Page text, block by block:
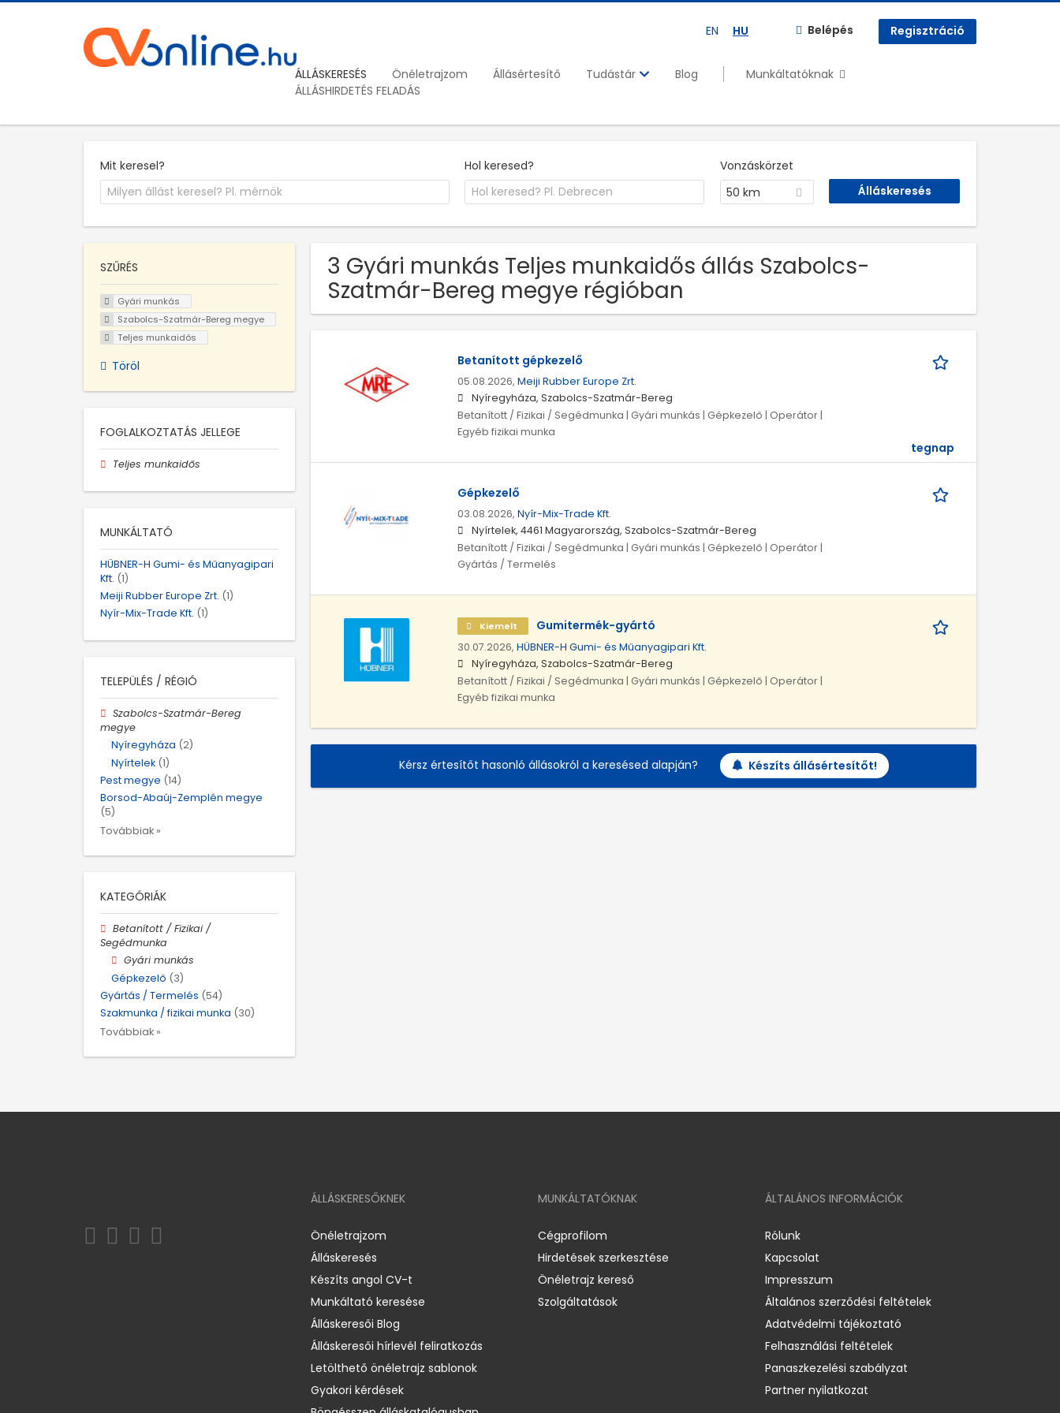
EN HU Belépés Regisztráció
ÁLLÁSKERESÉS Önéletrajzom Állásértesítő Tudástár Blog
Munkáltatóknak
ÁLLÁSHIRDETÉS FELADÁS
Mit keresel? Hol keresed?
Vonzáskörzet
50 km
3 Gyári munkás Teljes munkaidős állás Szabolcs-
Szatmár-Bereg megye régióban
Betanított gépkezelő
05.08.2026, Meiji Rubber Europe Zrt.
Nyíregyháza, Szabolcs-Szatmár-Bereg
Betanított / Fizikai / Segédmunka | Gyári munkás | Gépkezelő | Operátor |
Egyéb fizikai munka
tegnap
Gépkezelő
03.08.2026, Nyír-Mix-Trade Kft.
Nyírtelek, 4461 Magyarország, Szabolcs-Szatmár-Bereg
Betanított / Fizikai / Segédmunka | Gyári munkás | Gépkezelő | Operátor |
Gyártás / Termelés
Kiemelt Gumitermék-gyártó
30.07.2026, HÜBNER-H Gumi- és Műanyagipari Kft.
Nyíregyháza, Szabolcs-Szatmár-Bereg
Betanított / Fizikai / Segédmunka | Gyári munkás | Gépkezelő | Operátor |
Egyéb fizikai munka
Kérsz értesítőt hasonló állásokról a keresésed alapján? Készíts állásértesítőt!
SZŰRÉS
Gyári munkás
Szabolcs-Szatmár-Bereg megye
Teljes munkaidős
Töröl
FOGLALKOZTATÁS JELLEGE
Teljes munkaidős
MUNKÁLTATÓ
HÜBNER-H Gumi- és Műanyagipari
Kft. (1)
Meiji Rubber Europe Zrt. (1)
Nyír-Mix-Trade Kft. (1)
TELEPÜLÉS / RÉGIÓ
Szabolcs-Szatmár-Bereg
megye
Nyíregyháza (2)
Nyírtelek (1)
Pest megye (14)
Borsod-Abaúj-Zemplén megye
(5)
Továbbiak »
KATEGÓRIÁK
Betanított / Fizikai /
Segédmunka
Gyári munkás
Gépkezelő (3)
Gyártás / Termelés (54)
Szakmunka / fizikai munka (30)
Továbbiak »
ÁLLÁSKERESŐKNEK
Önéletrajzom
Álláskeresés
Készíts angol CV-t
Munkáltató keresése
Álláskeresői Blog
Álláskeresői hírlevél feliratkozás
Letölthető önéletrajz sablonok
Gyakori kérdések
MUNKÁLTATÓKNAK
Cégprofilom
Hirdetések szerkesztése
Önéletrajz kereső
Szolgáltatások
ÁLTALÁNOS INFORMÁCIÓK
Rólunk
Kapcsolat
Impresszum
Általános szerződési feltételek
Adatvédelmi tájékoztató
Felhasználási feltételek
Panaszkezelési szabályzat
Partner nyilatkozat